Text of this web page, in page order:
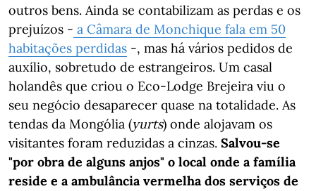
outros bens. Ainda se contabilizam as perdas e os
prejuízos - a Câmara de Monchique fala em 50
habitações perdidas -, mas há vários pedidos de
auxílio, sobretudo de estrangeiros. Um casal
holandês que criou o Eco-Lodge Brejeira viu o
seu negócio desaparecer quase na totalidade. As
tendas da Mongólia (yurts) onde alojavam os
visitantes foram reduzidas a cinzas. Salvou-se
"por obra de alguns anjos" o local onde a família
reside e a ambulância vermelha dos serviços de